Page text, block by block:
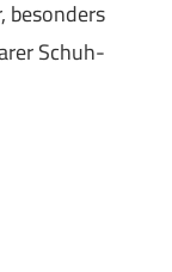
besonders
Schuh-